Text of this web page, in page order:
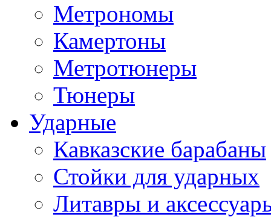
Метрономы
Камертоны
Метротюнеры
Тюнеры
Ударные
Кавказские барабаны
Стойки для ударных
Литавры и